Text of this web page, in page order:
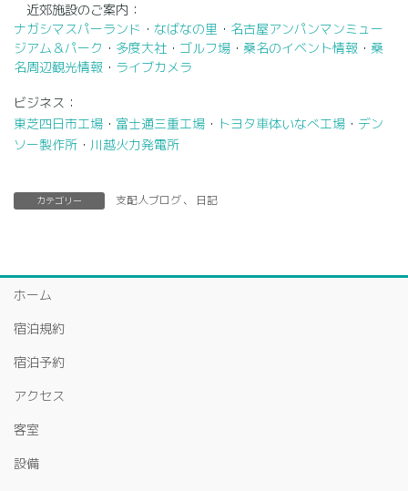
近郊施設のご案内：
ナガシマスパーランド ・ なばなの里 ・ 名古屋アンパンマンミュー
ジアム＆パーク ・ 多度大社 ・ ゴルフ場 ・ 桑名のイベント情報 ・ 桑
名周辺観光情報 ・ ライブカメラ
ビジネス：
東芝四日市工場 ・ 富士通三重工場 ・ トヨタ車体いなべ工場 ・ デン
ソー製作所 ・ 川越火力発電所
カテゴリー 支配人ブログ、 日記
ホーム
宿泊規約
宿泊予約
アクセス
客室
設備